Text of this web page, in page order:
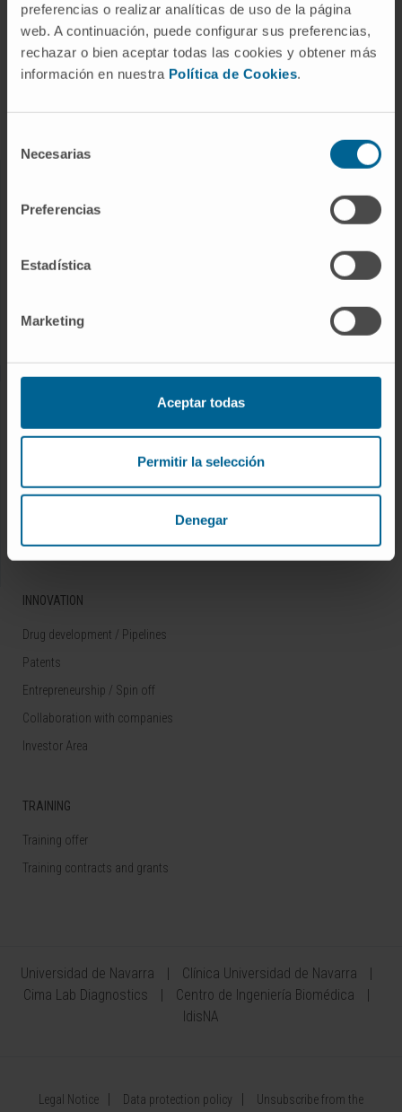
preferencias o realizar analíticas de uso de la página
web. A continuación, puede configurar sus preferencias,
rechazar o bien aceptar todas las cookies y obtener más
información en nuestra Política de Cookies.
Necesarias
Preferencias
Estadística
Marketing
Aceptar todas
Permitir la selección
Denegar
Who we are
Research Center of the Clinica
Campus of the Universidad de Navarra
Our Researchers
Technology platforms
INNOVATION
Drug development / Pipelines
Patents
Entrepreneurship / Spin off
Collaboration with companies
Investor Area
TRAINING
Training offer
Training contracts and grants
Universidad de Navarra
Clínica Universidad de Navarra
Cima Lab Diagnostics
Centro de Ingeniería Biomédica
IdisNA
Legal Notice Data protection policy Unsubscribe from the